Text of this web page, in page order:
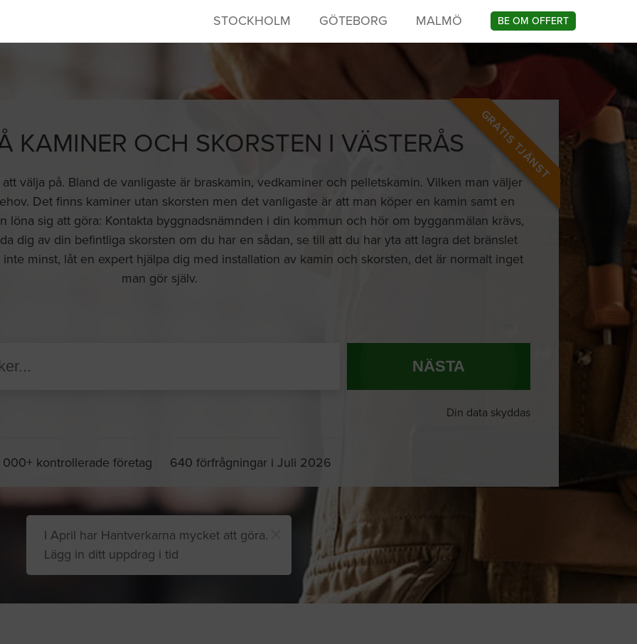
STOCKHOLM GÖTEBORG MALMÖ BE OM OFFERT
GRATIS TJÄNST
KAMINER OCH SKORSTEN I VÄSTERÅS
välja på. Bland de vanligaste är braskamin, vedkaminer och pelletskamin. Vilken man väljer
Det finns kaminer utan skorsten men det vanligaste är att man köper en kamin samt en
löna sig att göra: Kontakta byggnadsnämnden i din kommun och hör om bygganmälan krävs,
dig av din befintliga skorsten om du har en sådan, se till att du har yta att lagra det bränslet
minst, låt en expert hjälpa dig med installation av kamin och skorsten, det är normalt inget
man gör själv.
NÄSTA
Din data skyddas
000+ kontrollerade företag 640 förfrågningar i Juli 2026
I April har Hantverkarna mycket att göra.
Lägg in ditt uppdrag i tid
Du och
proffshjälp just nu